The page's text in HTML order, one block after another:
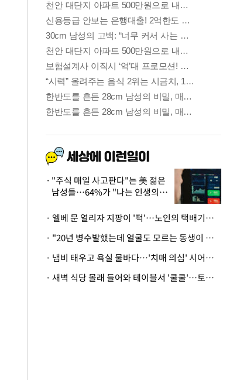
"주식 매일 사고판다"는 美 젊은
남성들…64%가 "나는 인생의
· 엘베 문 열리자 지팡이 '퍽'…노인의 택배기사 폭행 이유
· "20년 병수발했는데 얼굴도 모르는 동생이 유산 절반을"…배다른 형제 상속권 있을까
· 냄비 태우고 욕실 물바다…'치매 의심' 시어머니 검사 권유했다가 '날벼락'
· 새벽 식당 몰래 들어와 테이블서 '쿨쿨'…토사물 남기고 사라진 남성